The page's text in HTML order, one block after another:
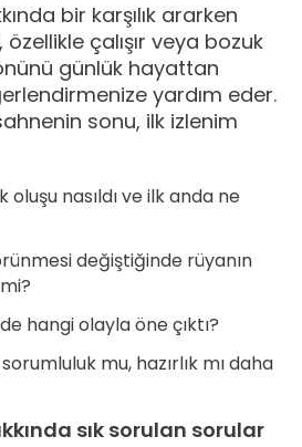
bir karşılık ararken
çalışır veya bozuk
günlük hayattan
yardım eder.
sonu, ilk izlenim
oluşu nasıldı ve ilk anda ne
değiştiğinde rüyanın
hangi olayla öne çıktı?
mu, hazırlık mı daha
sık sorulan sorular